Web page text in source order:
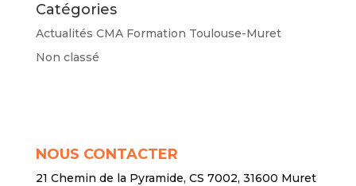
Catégories
Actualités CMA Formation Toulouse-Muret
Non classé
NOUS CONTACTER
21 Chemin de la Pyramide, CS 7002, 31600 Muret